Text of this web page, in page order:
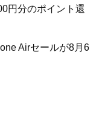
円分のポイント還
Airセールが8月6